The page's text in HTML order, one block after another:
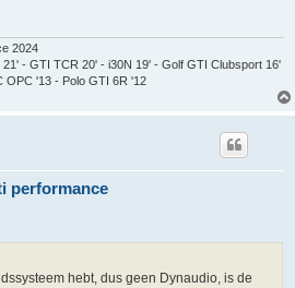
2024
- GTI TCR 20' - i30N 19' - Golf GTI Clubsport 16'
OPC '13 - Polo GTI 6R '12
performance
hebt, dus geen Dynaudio, is de